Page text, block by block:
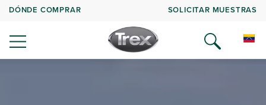
DÓNDE COMPRAR SOLICITAR MUESTRAS